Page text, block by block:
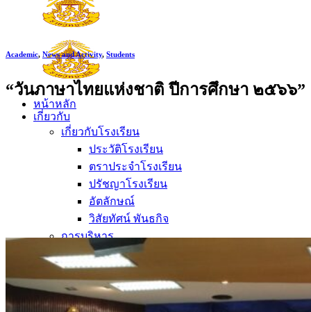
หน้าหลัก
เกี่ยวกับ
เกี่ยวกับโรงเรียน
ประวัติโรงเรียน
ตราประจำโรงเรียน
ปรัชญาโรงเรียน
อัตลักษณ์
วิสัยทัศน์ พันธกิจ
การบริหาร
คณะผู้บริหาร
ทำเนียบผู้อำนวยการ
กลุ่มบริหารงานวิชาการ
กลุ่มบริหารงานงบประมาณ
Academic, News and Activity, Students
“วันภาษาไทยแห่งชาติ ปีการศึกษา ๒๕๖๖”